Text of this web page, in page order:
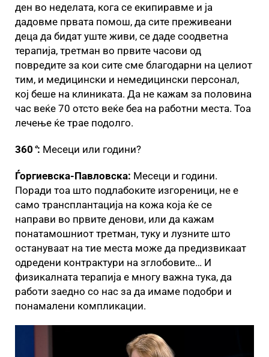
ден во неделата, кога се екипиравме и ја
дадовме првата помош, да сите преживеани
деца да бидат уште живи, се даде соодветна
терапија, третман во првите часови од
повредите за кои сите сме благодарни на целиот
тим, и медицински и немедицински персонал,
кој беше на клиниката. Да не кажам за половина
час веќе 70 отсто веќе беа на работни места. Тоа
лечење ќе трае подолго.
360 °: Месеци или години?
Ѓоргиевска-Павловска: Месеци и години.
Поради тоа што подлабоките изгореници, не е
само трансплантација на кожа која ќе се
направи во првите денови, или да кажам
понатамошниот третман, туку и лузните што
остануваат на тие места може да предизвикаат
одредени контрактури на зглобовите… И
физикалната терапија е многу важна тука, да
работи заедно со нас за да имаме подобри и
понамалени компликации.